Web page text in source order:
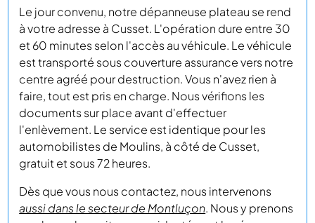
Le jour convenu, notre dépanneuse plateau se rend
à votre adresse à Cusset. L'opération dure entre 30
et 60 minutes selon l'accès au véhicule. Le véhicule
est transporté sous couverture assurance vers notre
centre agréé pour destruction. Vous n'avez rien à
faire, tout est pris en charge. Nous vérifions les
documents sur place avant d'effectuer
l'enlèvement. Le service est identique pour les
automobilistes de Moulins, à côté de Cusset,
gratuit et sous 72 heures.
Dès que vous nous contactez, nous intervenons
aussi dans le secteur de Montluçon. Nous y prenons